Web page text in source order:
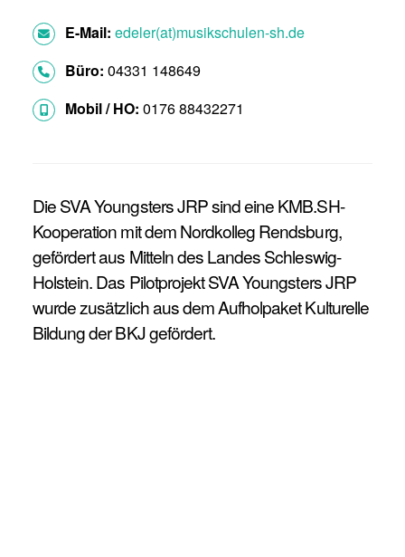
E-Mail: edeler(at)musikschulen-sh.de
Büro: 04331 148649
Mobil / HO: 0176 88432271
Die SVA Youngsters JRP sind eine KMB.SH-
Kooperation mit dem Nordkolleg Rendsburg,
gefördert aus Mitteln des Landes Schleswig-
Holstein. Das Pilotprojekt SVA Youngsters JRP
wurde zusätzlich aus dem Aufholpaket Kulturelle
Bildung der BKJ gefördert.